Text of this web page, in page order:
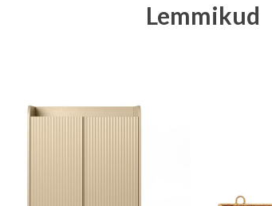
Lemmikud